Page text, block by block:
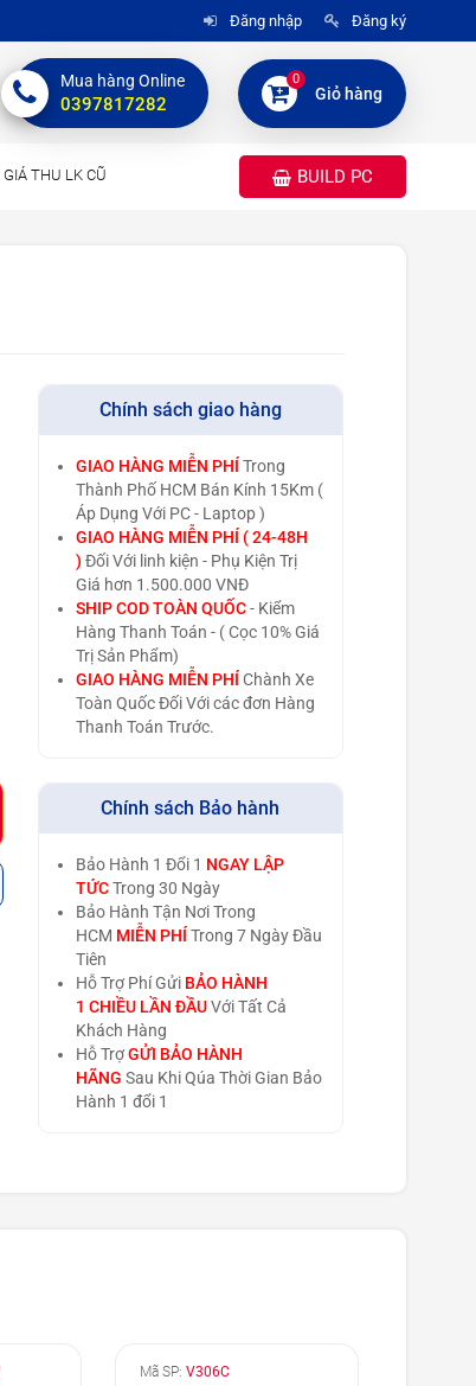
Đăng nhập Đăng ký
Mua hàng Online
0397817282
0
Giỏ hàng
GIÁ THU LK CŨ BUILD PC
Chính sách giao hàng
GIAO HÀNG MIỄN PHÍ Trong
Thành Phố HCM Bán Kính 15Km (
Áp Dụng Với PC - Laptop )
GIAO HÀNG MIỄN PHÍ ( 24-48H
) Đối Với linh kiện - Phụ Kiện Trị
Giá hơn 1.500.000 VNĐ
SHIP COD TOÀN QUỐC- Kiểm
Hàng Thanh Toán - ( Cọc 10% Giá
Trị Sản Phẩm)
GIAO HÀNG MIỄN PHÍ Chành Xe
Toàn Quốc Đối Với các đơn Hàng
Thanh Toán Trước.
Chính sách Bảo hành
Bảo Hành 1 Đổi 1 NGAY LẬP
TỨCTrong 30 Ngày
Bảo Hành Tận Nơi Trong
HCM MIỄN PHÍ Trong 7 Ngày Đầu
Tiên
Hỗ Trợ Phí Gửi BẢO HÀNH
1 CHIỀU LẦN ĐẦU Với Tất Cả
Khách Hàng
Hỗ TrợGỬI BẢO HÀNH
HÃNG Sau Khi Qúa Thời Gian Bảo
Hành 1 đổi 1
Mã SP: V306C